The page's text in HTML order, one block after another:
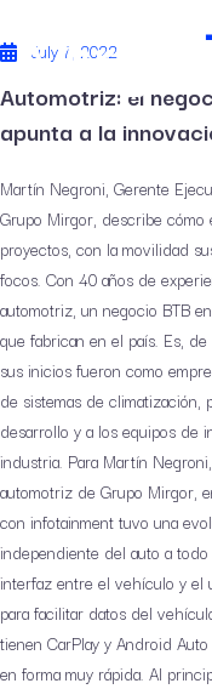
July 7, 2022
Automotriz: el
apunta a la
Martín Negroni, Gerente
Grupo Mirgor, describe cómo
proyectos, con la movilidad
focos. Con 40 años de
automotriz, un negocio BTB
que fabrican en el país. Es,
sus inicios fueron como
de sistemas de climatización,
desarrollo y a los equipos de
industria. Para Martín
automotriz de Grupo Mirgor,
con infotainment tuvo una
independiente del auto a
interfaz entre el vehículo y el
para facilitar datos del
tienen CarPlay y Android
en forma muy rápida. Al